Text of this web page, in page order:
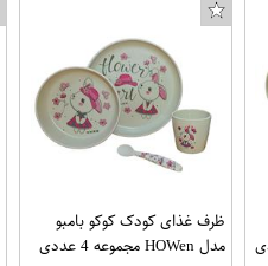
ظرف غذای کودک کوکو بامبو
مدل HOWen مجموعه 4 عددی